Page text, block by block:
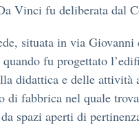
Vinci fu deliberata dal
situata in via
quando fu progettato
didattica e delle attività
di fabbrica nel quale
spazi aperti di